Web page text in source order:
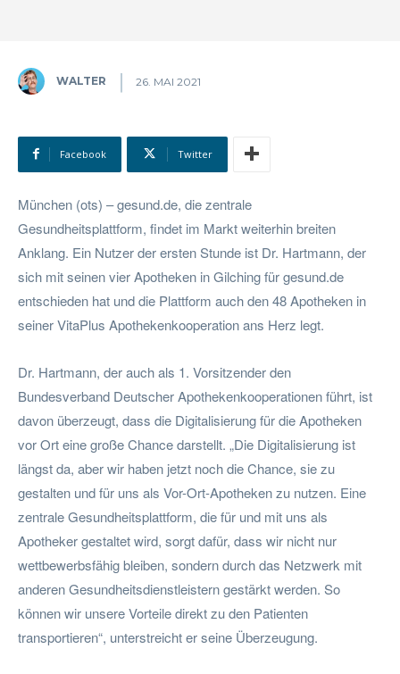
WALTER 26. MAI 2021
Facebook Twitter
München (ots) – gesund.de, die zentrale
Gesundheitsplattform, findet im Markt weiterhin breiten
Anklang. Ein Nutzer der ersten Stunde ist Dr. Hartmann, der
sich mit seinen vier Apotheken in Gilching für gesund.de
entschieden hat und die Plattform auch den 48 Apotheken in
seiner VitaPlus Apothekenkooperation ans Herz legt.
Dr. Hartmann, der auch als 1. Vorsitzender den
Bundesverband Deutscher Apothekenkooperationen führt, ist
davon überzeugt, dass die Digitalisierung für die Apotheken
vor Ort eine große Chance darstellt. „Die Digitalisierung ist
längst da, aber wir haben jetzt noch die Chance, sie zu
gestalten und für uns als Vor-Ort-Apotheken zu nutzen. Eine
zentrale Gesundheitsplattform, die für und mit uns als
Apotheker gestaltet wird, sorgt dafür, dass wir nicht nur
wettbewerbsfähig bleiben, sondern durch das Netzwerk mit
anderen Gesundheitsdienstleistern gestärkt werden. So
können wir unsere Vorteile direkt zu den Patienten
transportieren“, unterstreicht er seine Überzeugung.